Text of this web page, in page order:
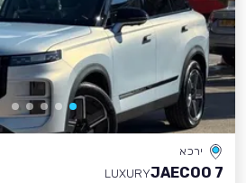
ירכא
JAECOO 7
LUXURY